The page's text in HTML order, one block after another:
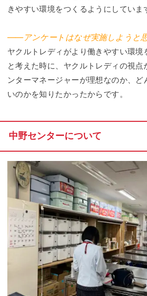
きやすい環境をつくるようにしていま
――アンケートはなぜ実施しようと
ヤクルトレディがより働きやすい環境
と考えた時に、ヤクルトレディの視点
ンターマネージャーが理想なのか、ど
いのかを知りたかったからです。
中野センターについて